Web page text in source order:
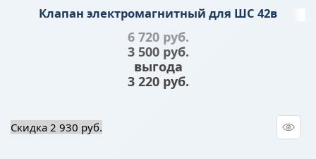
Клапан электромагнитный для ШС 42в
6 720 руб.
3 500 руб.
выгода
3 220 руб.
Скидка 2 930 руб.